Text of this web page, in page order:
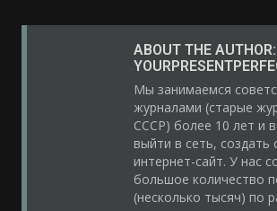
ABOUT THE AUTHOR:
Мы занимаемся
журналами (старые
СССР) более 10 лет и
выйти в сеть, создать
интернет-сайт. У нас
большое количество
(несколько тысяч) по